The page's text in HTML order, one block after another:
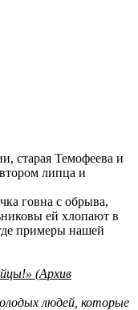
старая Темофеева и
липца и
говна с обрыва,
ей хлопают в
примеры нашей
(Архив
людей, которые